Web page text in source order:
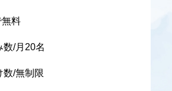
無料
数/月20名
数/無制限